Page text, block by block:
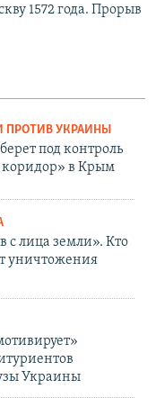
1572 года. Прорыв
ПРОТИВ УКРАИНЫ
под контроль
коридор» в Крым
с лица земли». Кто
уничтожения
Украины